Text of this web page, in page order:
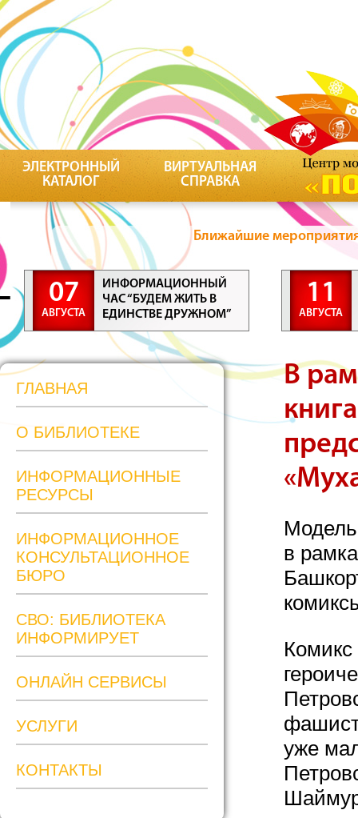
ЭЛЕКТРОННЫЙ
КАТАЛОГ
ВИРТУАЛЬНАЯ
СПРАВКА
Ближайшие
07
АВГУСТА
ИНФОРМАЦИОННЫЙ
ЧАС “БУДЕМ ЖИТЬ В
ЕДИНСТВЕ ДРУЖНОМ”
11
АВГУСТА
ГЛАВНАЯ
О БИБЛИОТЕКЕ
ИНФОРМАЦИОННЫЕ
РЕСУРСЫ
ИНФОРМАЦИОННОЕ
КОНСУЛЬТАЦИОННОЕ
БЮРО
СВО: БИБЛИОТЕКА
ИНФОРМИРУЕТ
ОНЛАЙН СЕРВИСЫ
УСЛУГИ
КОНТАКТЫ
В
в
уже